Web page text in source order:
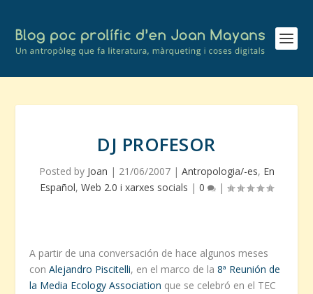
DJ PROFESOR
Posted by Joan | 21/06/2007| Antropologia/-es, En
Español, Web 2.0 i xarxes socials | 0 |
A partir de una conversación de hace algunos meses
conAlejandro Piscitelli, en el marco de la8ª Reunión de
la Media Ecology Association que se celebró en el TEC